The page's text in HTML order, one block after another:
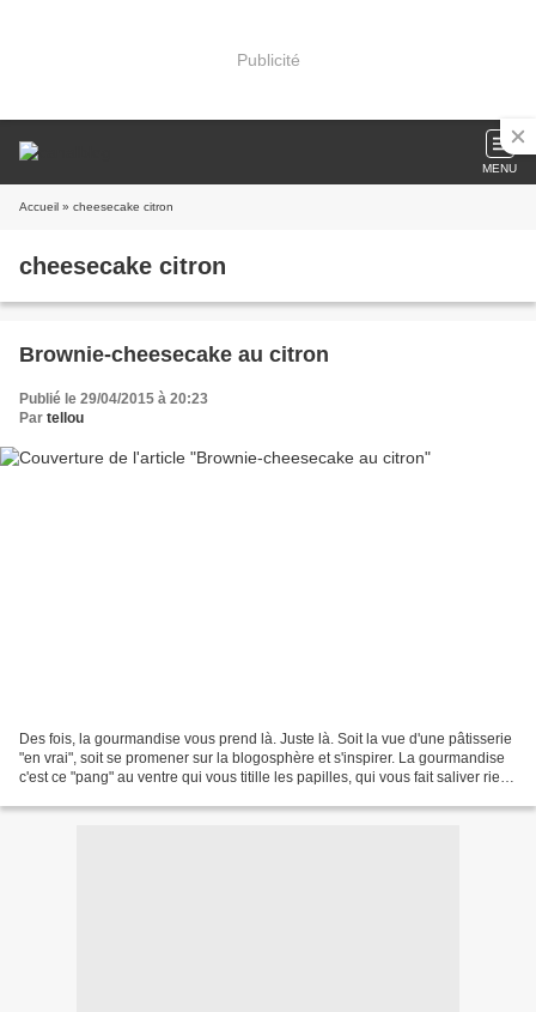
Publicité
MENU
Accueil » cheesecake citron
cheesecake citron
Brownie-cheesecake au citron
Publié le 29/04/2015 à 20:23
Par tellou
Des fois, la gourmandise vous prend là. Juste là. Soit la vue d'une pâtisserie
"en vrai", soit se promener sur la blogosphère et s'inspirer. La gourmandise
c'est ce "pang" au ventre qui vous titille les papilles, qui vous fait saliver rien